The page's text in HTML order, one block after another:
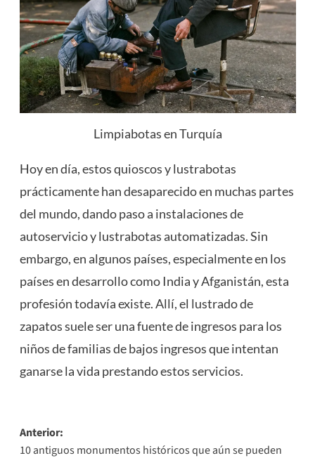
Limpiabotas en Turquía
Hoy en día, estos quioscos y lustrabotas
prácticamente han desaparecido en muchas partes
del mundo, dando paso a instalaciones de
autoservicio y lustrabotas automatizadas. Sin
embargo, en algunos países, especialmente en los
países en desarrollo como India y Afganistán, esta
profesión todavía existe. Allí, el lustrado de
zapatos suele ser una fuente de ingresos para los
niños de familias de bajos ingresos que intentan
ganarse la vida prestando estos servicios.
Navegación
Anterior:
10 antiguos monumentos históricos que aún se pueden